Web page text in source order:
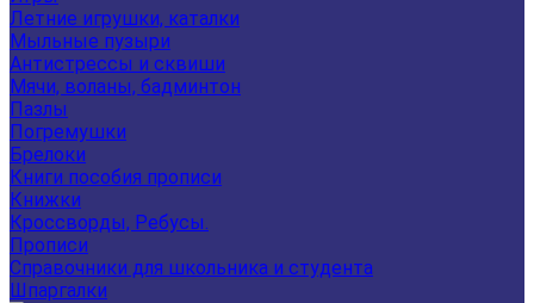
Летние игрушки, каталки
Мыльные пузыри
Антистрессы и сквиши
Мячи, воланы, бадминтон
Пазлы
Погремушки
Брелоки
Книги пособия прописи
Книжки
Кроссворды, Ребусы.
Прописи
Справочники для школьника и студента
Шпаргалки